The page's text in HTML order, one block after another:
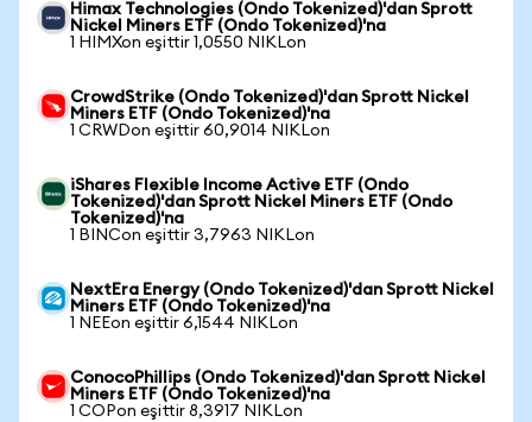
Himax Technologies (Ondo Tokenized)'dan Sprott
Nickel Miners ETF (Ondo Tokenized)'na
1 HIMXon eşittir 1,0550 NIKLon
CrowdStrike (Ondo Tokenized)'dan Sprott Nickel
Miners ETF (Ondo Tokenized)'na
1 CRWDon eşittir 60,9014 NIKLon
iShares Flexible Income Active ETF (Ondo
Tokenized)'dan Sprott Nickel Miners ETF (Ondo
Tokenized)'na
1 BINCon eşittir 3,7963 NIKLon
NextEra Energy (Ondo Tokenized)'dan Sprott Nickel
Miners ETF (Ondo Tokenized)'na
1 NEEon eşittir 6,1544 NIKLon
ConocoPhillips (Ondo Tokenized)'dan Sprott Nickel
Miners ETF (Ondo Tokenized)'na
1 COPon eşittir 8,3917 NIKLon